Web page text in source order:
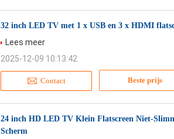
32 inch LED TV met 1 x USB en 3 x HDMI
Contact Beste prijs
Lees meer
2025-12-09 10:13:42
24 inch HD LED TV Klein Flatscreen Niet-
Scherm